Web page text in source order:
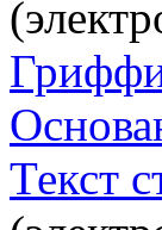
Текст